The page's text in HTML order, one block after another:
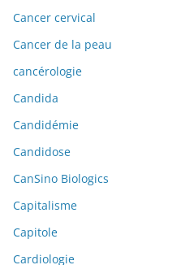
Cancer cervical
Cancer de la peau
cancérologie
Candida
Candidémie
Candidose
CanSino Biologics
Capitalisme
Capitole
Cardiologie